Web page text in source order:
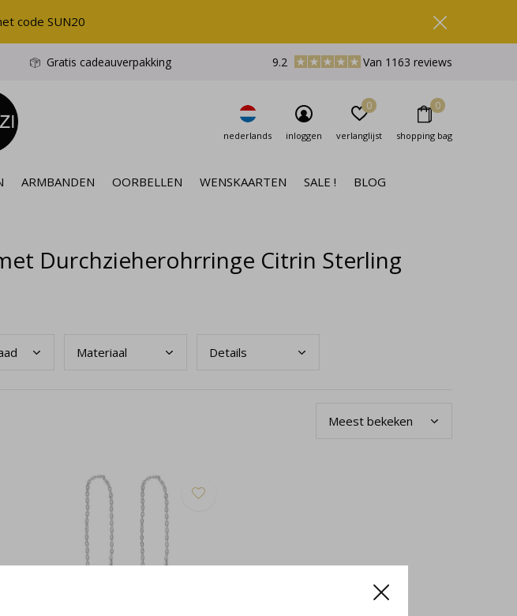
ARMBANDEN OORBELLEN WENSKAARTEN SALE ! BLOG
nederlands inloggen verlanglijst
0
shopping bag
0
Gratis cadeauverpakking 9.2 Van 1163 reviews
code SUN20
Durchzieherohrringe Citrin Sterling
Materiaal Details